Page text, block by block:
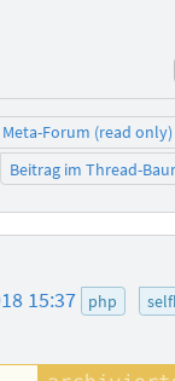
Meta-Forum (read only)
Beitrag im Thread-
15:37 php